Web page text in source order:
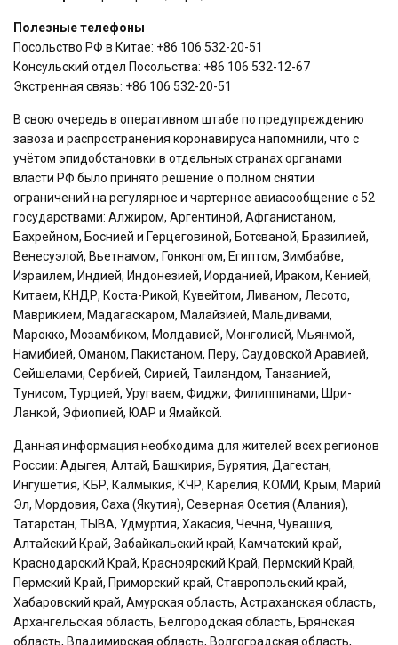
Полезные телефоны
Посольство РФ в Китае: +86 106 532-20-51
Консульский отдел Посольства: +86 106 532-12-67
Экстренная связь: +86 106 532-20-51
В свою очередь в оперативном штабе по предупреждению
завоза и распространения коронавируса напомнили, что с
учётом эпидобстановки в отдельных странах органами
власти РФ было принято решение о полном снятии
ограничений на регулярное и чартерное авиасообщение с 52
государствами: Алжиром, Аргентиной, Афганистаном,
Бахрейном, Боснией и Герцеговиной, Ботсваной, Бразилией,
Венесуэлой, Вьетнамом, Гонконгом, Египтом, Зимбабве,
Израилем, Индией, Индонезией, Иорданией, Ираком, Кенией,
Китаем, КНДР, Коста-Рикой, Кувейтом, Ливаном, Лесото,
Маврикием, Мадагаскаром, Малайзией, Мальдивами,
Марокко, Мозамбиком, Молдавией, Монголией, Мьянмой,
Намибией, Оманом, Пакистаном, Перу, Саудовской Аравией,
Сейшелами, Сербией, Сирией, Таиландом, Танзанией,
Тунисом, Турцией, Уругваем, Фиджи, Филиппинами, Шри-
Ланкой, Эфиопией, ЮАР и Ямайкой.
Данная информация необходима для жителей всех регионов
России: Адыгея, Алтай, Башкирия, Бурятия, Дагестан,
Ингушетия, КБР, Калмыкия, КЧР, Карелия, КОМИ, Крым, Марий
Эл, Мордовия, Саха (Якутия), Северная Осетия (Алания),
Татарстан, ТЫВА, Удмуртия, Хакасия, Чечня, Чувашия,
Алтайский Край, Забайкальский край, Камчатский край,
Краснодарский Край, Красноярский Край, Пермский Край,
Пермский Край, Приморский край, Ставропольский край,
Хабаровский край, Амурская область, Астраханская область,
Архангельская область, Белгородская область, Брянская
область, Владимирская область, Волгоградская область,